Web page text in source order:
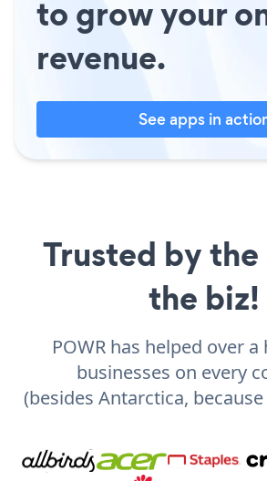
to grow your
revenue.
See apps in
Trusted by
the biz!
POWR has helped over
businesses on every
(besides Antarctica,